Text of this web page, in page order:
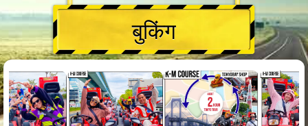
बुकिंग